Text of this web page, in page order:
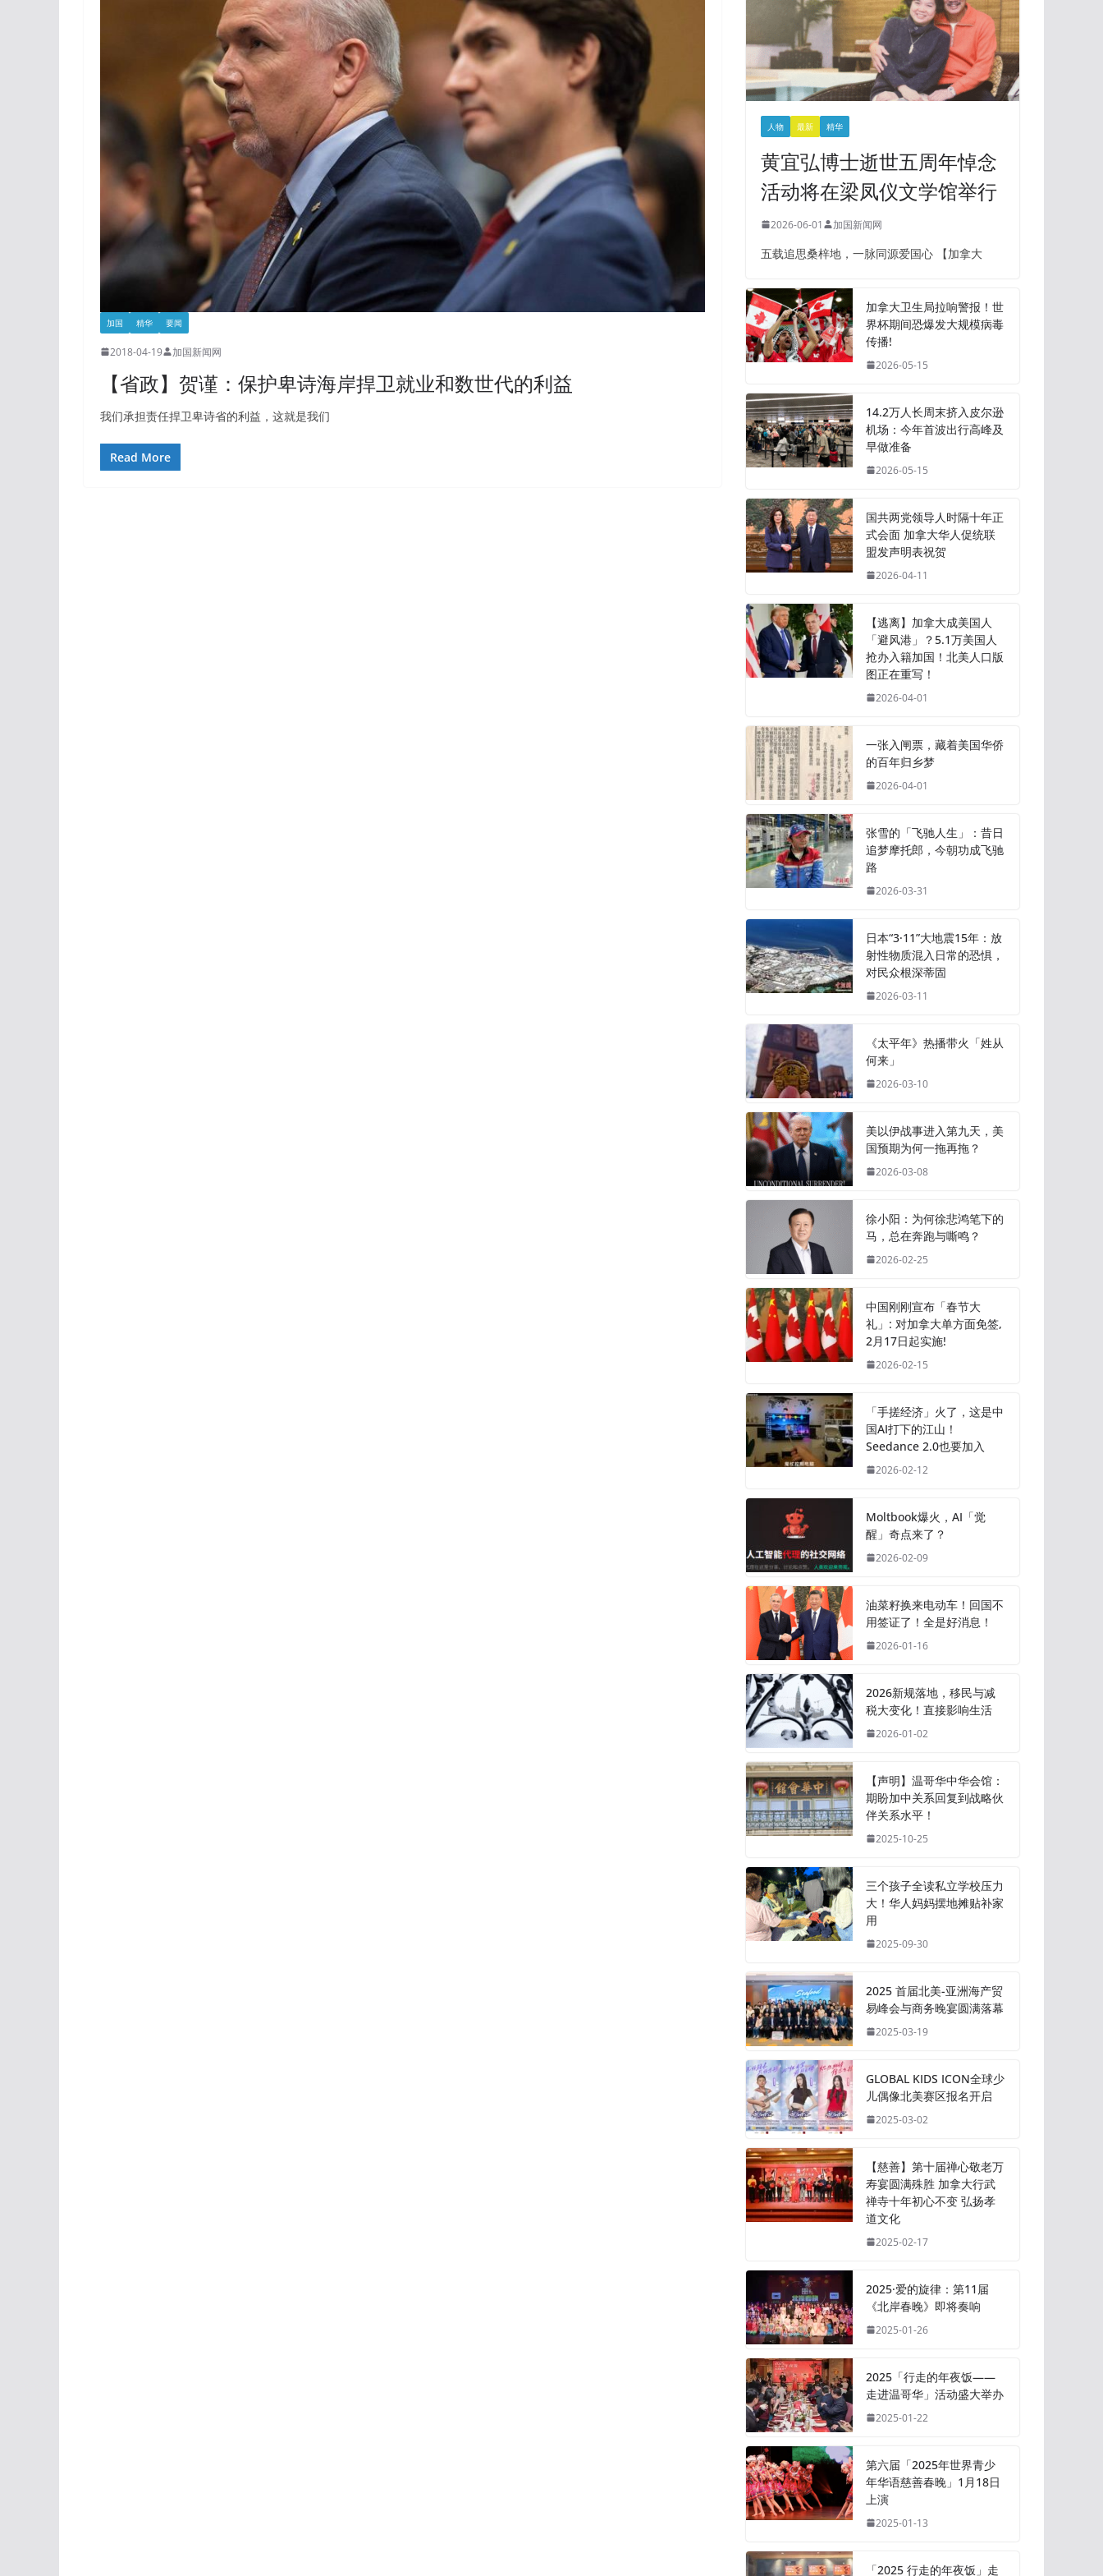
加国 精华 要闻
2018-04-19 加国新闻网
【省政】贺谨：保护卑诗海岸捍卫就业和数世代的利益
我们承担责任捍卫卑诗省的利益，这就是我们
Read More
人物 最新 精华
黄宜弘博士逝世五周年悼念
活动将在梁凤仪文学馆举行
2026-06-01 加国新闻网
五载追思桑梓地，一脉同源爱国心 【加拿大
加拿大卫生局拉响警报！世
界杯期间恐爆发大规模病毒
传播!
2026-05-15
14.2万人长周末挤入皮尔逊
机场：今年首波出行高峰及
早做准备
2026-05-15
国共两党领导人时隔十年正
式会面 加拿大华人促统联
盟发声明表祝贺
2026-04-11
【逃离】加拿大成美国人
「避风港」？5.1万美国人
抢办入籍加国！北美人口版
图正在重写！
2026-04-01
一张入闸票，藏着美国华侨
的百年归乡梦
2026-04-01
张雪的「飞驰人生」：昔日
追梦摩托郎，今朝功成飞驰
路
2026-03-31
日本“3·11”大地震15年：放
射性物质混入日常的恐惧，
对民众根深蒂固
2026-03-11
《太平年》热播带火「姓从
何来」
2026-03-10
美以伊战事进入第九天，美
国预期为何一拖再拖？
2026-03-08
徐小阳：为何徐悲鸿笔下的
马，总在奔跑与嘶鸣？
2026-02-25
中国刚刚宣布「春节大
礼」: 对加拿大单方面免签,
2月17日起实施!
2026-02-15
「手搓经济」火了，这是中
国AI打下的江山！
Seedance 2.0也要加入
2026-02-12
Moltbook爆火，AI「觉
醒」奇点来了？
2026-02-09
油菜籽换来电动车！回国不
用签证了！全是好消息！
2026-01-16
2026新规落地，移民与减
税大变化！直接影响生活
2026-01-02
【声明】温哥华中华会馆：
期盼加中关系回复到战略伙
伴关系水平！
2025-10-25
三个孩子全读私立学校压力
大！华人妈妈摆地摊贴补家
用
2025-09-30
2025 首届北美-亚洲海产贸
易峰会与商务晚宴圆满落幕
2025-03-19
GLOBAL KIDS ICON全球少
儿偶像北美赛区报名开启
2025-03-02
【慈善】第十届禅心敬老万
寿宴圆满殊胜 加拿大行武
禅寺十年初心不变 弘扬孝
道文化
2025-02-17
2025·爱的旋律：第11届
《北岸春晚》即将奏响
2025-01-26
2025「行走的年夜饭——
走进温哥华」活动盛大举办
2025-01-22
第六届「2025年世界青少
年华语慈善春晚」1月18日
上演
2025-01-13
「2025 行走的年夜饭」走